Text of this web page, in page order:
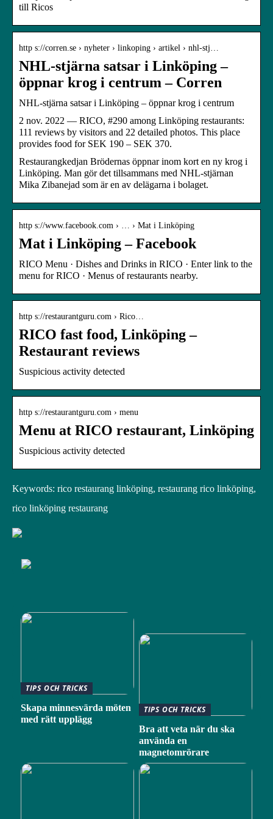
till Ricos
http s://corren.se › nyheter › linkoping › artikel › nhl-stj…
NHL-stjärna satsar i Linköping –
öppnar krog i centrum – Corren
NHL-stjärna satsar i Linköping – öppnar krog i centrum
2 nov. 2022 — RICO, #290 among Linköping restaurants:
111 reviews by visitors and 22 detailed photos. This place
provides food for SEK 190 – SEK 370.
Restaurangkedjan Brödernas öppnar inom kort en ny krog i
Linköping. Man gör det tillsammans med NHL-stjärnan
Mika Zibanejad som är en av delägarna i bolaget.
http s://www.facebook.com › … › Mat i Linköping
Mat i Linköping – Facebook
RICO Menu · Dishes and Drinks in RICO · Enter link to the
menu for RICO · Menus of restaurants nearby.
http s://restaurantguru.com › Rico…
RICO fast food, Linköping –
Restaurant reviews
Suspicious activity detected
http s://restaurantguru.com › menu
Menu at RICO restaurant, Linköping
Suspicious activity detected
Keywords: rico restaurang linköping, restaurang rico linköping,
rico linköping restaurang
TIPS OCH TRICKS
Skapa minnesvärda möten
med rätt upplägg
TIPS OCH TRICKS
Bra att veta när du ska
använda en
magnetomrörare